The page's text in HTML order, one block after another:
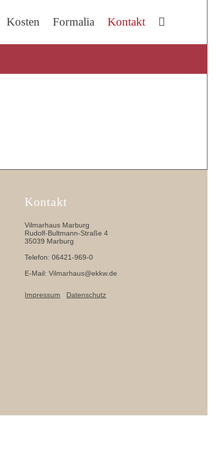
Kosten Formalia Kontakt
Kontakt
Vilmarhaus Marburg
Rudolf-Bultmann-Straße 4
35039 Marburg
Telefon: 06421-969-0
E-Mail:Vilmarhaus@ekkw.de
Impressum Datenschutz